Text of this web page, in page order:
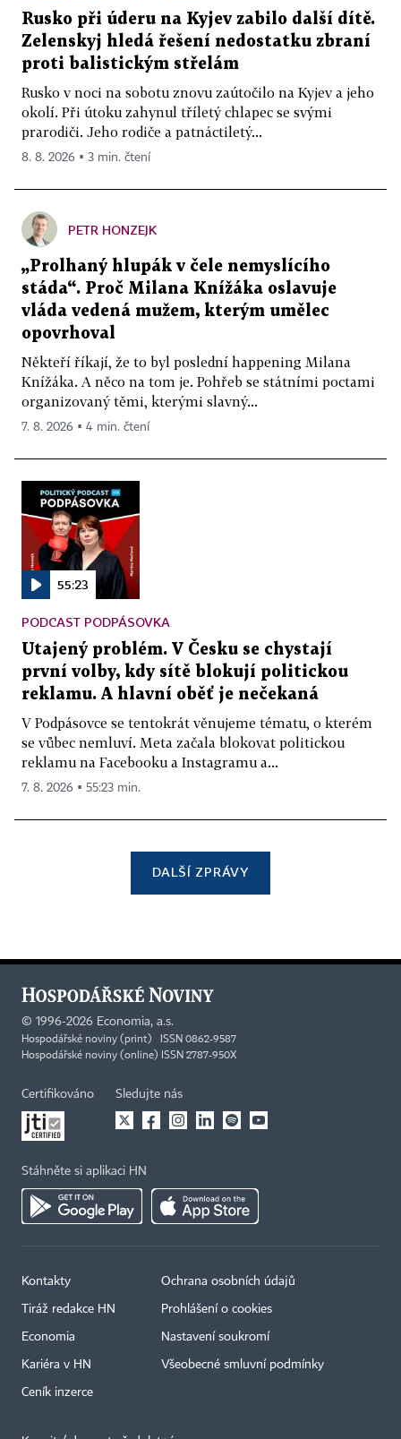
Rusko při úderu na Kyjev zabilo další dítě.
Zelenskyj hledá řešení nedostatku zbraní
proti balistickým střelám
Rusko v noci na sobotu znovu zaútočilo na Kyjev a jeho
okolí. Při útoku zahynul tříletý chlapec se svými
prarodiči. Jeho rodiče a patnáctiletý...
8. 8. 2026 ▪ 3 min. čtení
PETR HONZEJK
„Prolhaný hlupák v čele nemyslícího
stáda“. Proč Milana Knížáka oslavuje
vláda vedená mužem, kterým umělec
opovrhoval
Někteří říkají, že to byl poslední happening Milana
Knížáka. A něco na tom je. Pohřeb se státními poctami
organizovaný těmi, kterými slavný...
7. 8. 2026 ▪ 4 min. čtení
55:23
PODCAST PODPÁSOVKA
Utajený problém. V Česku se chystají
první volby, kdy sítě blokují politickou
reklamu. A hlavní oběť je nečekaná
V Podpásovce se tentokrát věnujeme tématu, o kterém
se vůbec nemluví. Meta začala blokovat politickou
reklamu na Facebooku a Instagramu a...
7. 8. 2026 ▪ 55:23 min.
DALŠÍ ZPRÁVY
© 1996-2026 Economia, a.s.
Hospodářské noviny (print) ISSN 0862-9587
Hospodářské noviny (online) ISSN 2787-950X
Certifikováno Sledujte nás
Stáhněte si aplikaci HN
Kontakty
Tiráž redakce HN
Economia
Kariéra v HN
Ceník inzerce
Ochrana osobních údajů
Prohlášení o cookies
Nastavení soukromí
Všeobecné smluvní podmínky